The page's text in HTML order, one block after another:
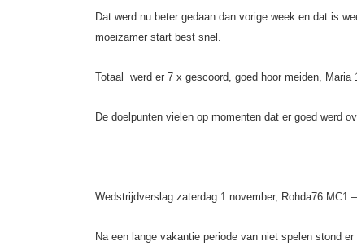
Dat werd nu beter gedaan dan vorige week en dat is
moeizamer start best snel.
Totaal werd er 7 x gescoord, goed hoor meiden,
De doelpunten vielen op momenten dat er goed werd
Wedstrijdverslag zaterdag 1 november, Rohda76 MC1
Na een lange vakantie periode van niet spelen stond